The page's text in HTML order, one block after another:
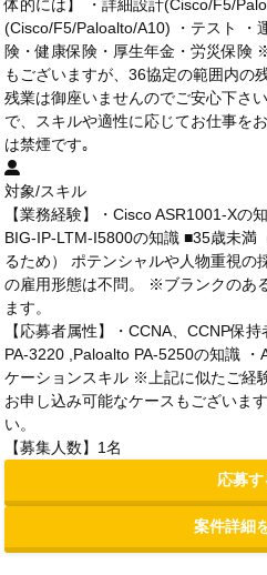
体的には】 ・詳細設計(Cisco/F5/
(Cisco/F5/Paloalto/A10) ・テスト ・
険・健康保険・厚生年金・労災保険
もございますが、36協定の範囲内の
残業は御座いませんのでご安心下さ
で、スキルや適性に応じてお仕事を
は禁煙です｡
対象/スキル
【業務経験】・Cisco ASR1001-Xの
BIG-IP-LTM-I5800の知識 ■35歳未満
るため） ポテンシャルや人物重視
の雇用形態は不問。 ※ブランクのあ
ます。
【応募者属性】・CCNA、CCNP保
PA-3220 ,Paloalto PA-5250の知識
ケーションスキル ※上記に似たご経
お申し込み可能なケースもございま
い。
【募集人数】1名
応募す
案件詳細